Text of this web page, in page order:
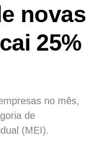
novas
25%
no mês,
de
(MEI).